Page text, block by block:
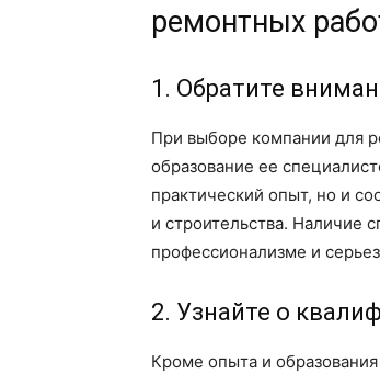
ремонтных
1. Обратите
При выборе компании для
образование ее
практический опыт, но и
и строительства. Наличие
профессионализме и
2. Узнайте о
Кроме опыта и